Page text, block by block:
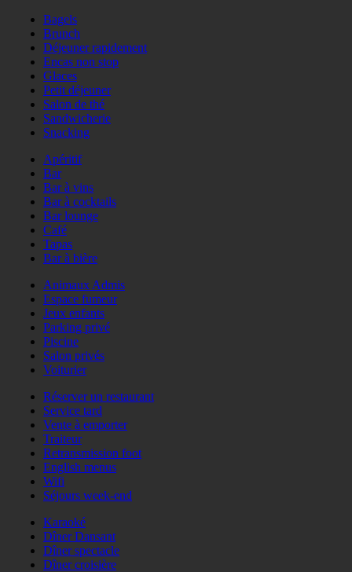
Bagels
Brunch
Déjeuner rapidement
Encas non stop
Glaces
Petit déjeuner
Salon de thé
Sandwicherie
Snacking
Apéritif
Bar
Bar à vins
Bar à cocktails
Bar lounge
Café
Tapas
Bar à bière
Animaux Admis
Espace fumeur
Jeux enfants
Parking privé
Piscine
Salon privés
Voiturier
Réserver un restaurant
Service tard
Vente à emporter
Traiteur
Retransmission foot
English menus
Wifi
Séjours week-end
Karaoké
Dîner Dansant
Dîner spectacle
Dîner croisière